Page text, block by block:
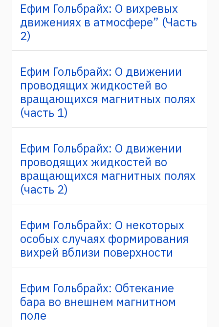
Ефим Гольбрайх: О вихревых
движениях в атмосфере” (Часть
2)
Ефим Гольбрайх: О движении
проводящих жидкостей во
вращающихся магнитных полях
(часть 1)
Ефим Гольбрайх: О движении
проводящих жидкостей во
вращающихся магнитных полях
(часть 2)
Ефим Гольбрайх: О некоторых
особых случаях формирования
вихрей вблизи поверхности
Ефим Гольбрайх: Обтекание
бара во внешнем магнитном
поле